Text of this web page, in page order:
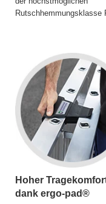
Rutschhemmungsklasse
Hoher
dank ergo-pad®